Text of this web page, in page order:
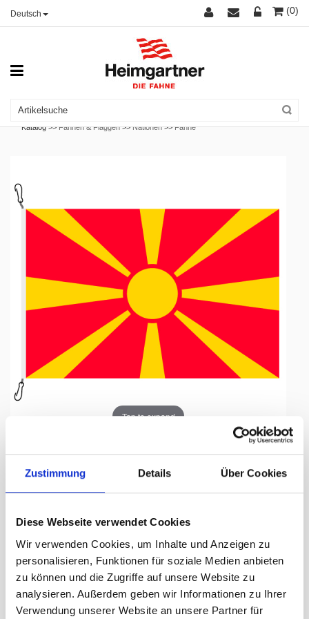
Zustimmung Details Über Cookies
Diese Webseite verwendet Cookies
Wir verwenden Cookies, um Inhalte und Anzeigen zu
personalisieren, Funktionen für soziale Medien anbieten
zu können und die Zugriffe auf unsere Website zu
analysieren. Außerdem geben wir Informationen zu Ihrer
Verwendung unserer Website an unsere Partner für
Deutsch (0)
Katalog >>Fahnen & Flaggen >>Nationen >>Fahne
Tap to expand
Nordmazedonien, 200 x 300 cm
Lieferzeit Tage:ca. 5-7 Arbeitstage
318.00 CHF